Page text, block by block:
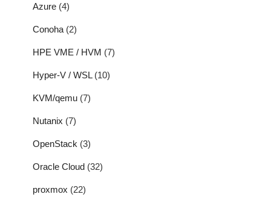
Azure (4)
Conoha (2)
HPE VME / HVM (7)
Hyper-V / WSL(10)
KVM/qemu (7)
Nutanix (7)
OpenStack (3)
Oracle Cloud (32)
proxmox (22)